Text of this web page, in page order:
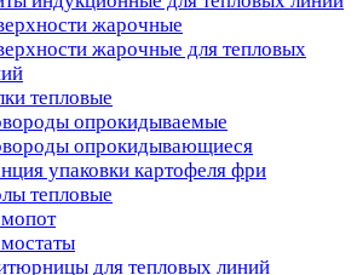
жарочные
жарочные для тепловых
тепловые
опрокидываемые
опрокидывающиеся
упаковки картофеля фри
тепловые
для тепловых линий